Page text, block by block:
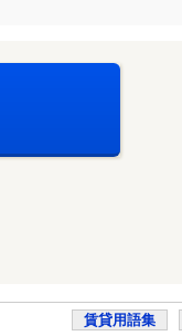
賃貸用語集